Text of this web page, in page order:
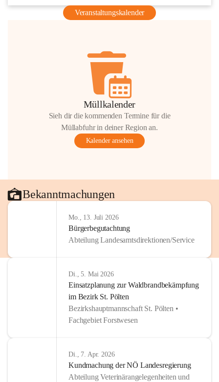
Veranstaltungskalender
Müllkalender
Sieh dir die kommenden Termine für die
Müllabfuhr in deiner Region an.
Kalender ansehen
Bekanntmachungen
Mo., 13. Juli 2026
Bürgerbegutachtung
Abteilung Landesamtsdirektionen/Service
Di., 5. Mai 2026
Einsatzplanung zur Waldbrandbekämpfung
im Bezirk St. Pölten
Bezirkshauptmannschaft St. Pölten •
Fachgebiet Forstwesen
Di., 7. Apr. 2026
Kundmachung der NÖ Landesregierung
Abteilung Veterinärangelegenheiten und